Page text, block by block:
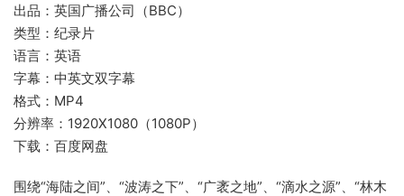
出品：英国广播公司（BBC）
类型：纪录片
语言：英语
字幕：中英文双字幕
格式：MP4
分辨率：1920X1080（1080P）
下载：百度网盘
围绕“海陆之间”、“波涛之下”、“广袤之地”、“滴水之源”、“林木